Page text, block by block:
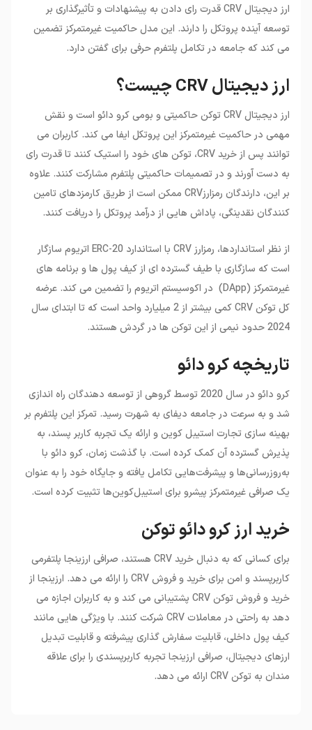
ارز دیجیتال CRV قدرت رای دادن به پیشنهادات و تأثیرگذاری بر
توسعه آینده پروتکل را دارند. این مدل حاکمیت غیرمتمرکز تضمین
می کند که جامعه در تکامل پلتفرم حرفی برای گفتن دارد.
ارز دیجیتال CRV چیست؟
ارز دیجیتال CRV توکن حاکمیتی و بومی کرو دائو است و نقش
مهمی در حاکمیت غیرمتمرکز این پروتکل ایفا می کند. کاربران می
توانند پس از خرید CRV، توکن های خود را استیک کنند تا قدرت رای
به دست آورند و در تصمیمات حاکمیتی پلتفرم مشارکت کنند. علاوه
بر این، دارندگان رمزارزCRV ممکن است از طریق کارمزدهای تامین
کنندگان نقدینگی، پاداش هایی از درآمد پروتکل را دریافت کنند.
از نظر استانداردها، رمزارز CRV با استاندارد ERC-20 اتریوم سازگار
است که سازگاری با طیف گسترده ای از کیف پول ها و برنامه های
غیرمتمرکز (DApp) در اکوسیستم اتریوم را تضمین می کند. عرضه
کل توکن CRV کمی بیشتر از 2 میلیارد واحد است که تا ابتدای سال
2024 حدود نیمی از این توکن ها در گردش هستند.
تاریخچه کرو دائو
کرو دائو در سال 2020 توسط گروهی از توسعه دهندگان راه اندازی
شد و به سرعت در جامعه دیفای به شهرت رسید. تمرکز این پلتفرم بر
بهینه سازی تجارت استیبل کوین و ارائه یک تجربه کاربر پسند، به
پذیرش گسترده آن کمک کرده است. با گذشت زمان، کرو دائو با
به‌روزرسانی‌ها و پیشرفت‌هایی تکامل یافته و جایگاه خود را به عنوان
یک صرافی غیرمتمرکز پیشرو برای استیبل‌کوین‌ها تثبیت کرده است.
خرید ارز کرو دائو توکن
برای کسانی که به دنبال خرید CRV هستند، صرافی ارزینجا پلتفرمی
کاربرپسند و امن برای خرید و فروش CRV را ارائه می دهد. ارزینجا از
خرید و فروش توکن CRV پشتیبانی می کند و به کاربران اجازه می
دهد به راحتی در معاملات CRV شرکت کنند. با ویژگی هایی مانند
کیف پول داخلی، قابلیت سفارش گذاری پیشرفته و قابلیت تبدیل
ارزهای دیجیتال، صرافی ارزینجا تجربه کاربرپسندی را برای علاقه
مندان به توکن CRV ارائه می دهد.